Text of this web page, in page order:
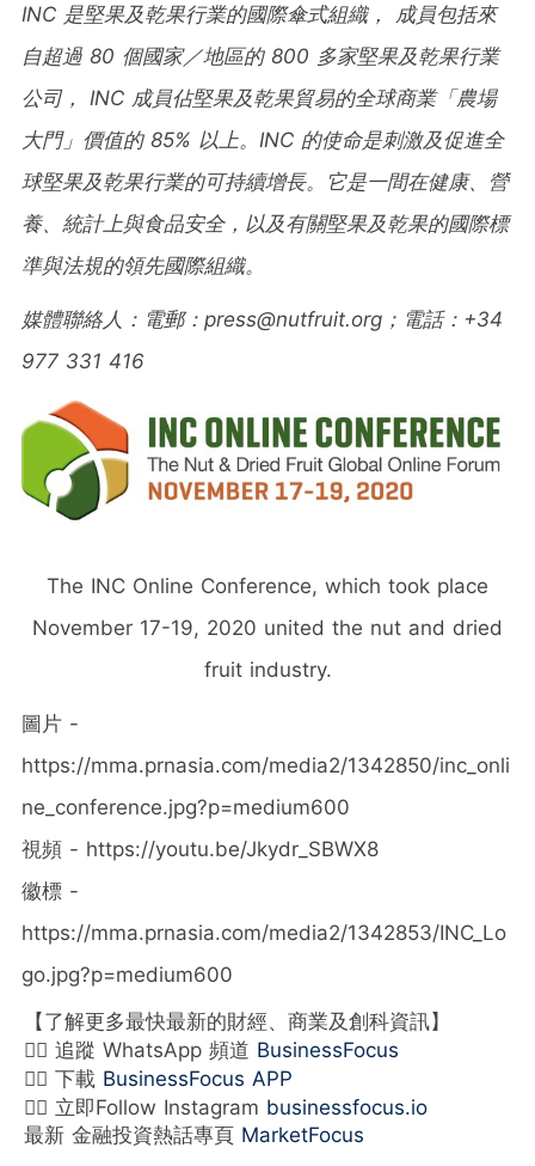
INC 是堅果及乾果行業的國際傘式組織，
成員包括來
自超過 80 個國家／地區的800 多家堅果及乾果行業
公司，
INC 成員佔堅果及乾果貿易的全球商業「農場
大門」價值的85% 以上。 INC 的使命是刺激及促進全
球堅果及乾果行業的可持續增長。它是一間在健康、營
養、統計上與食品安全，以及有關堅果及乾果的國際標
準與法規的領先國際組織。
媒體聯絡人：電郵： press@nutfruit.org ；電話： +34
977 331 416
The INC Online Conference, which took place
November 17-19, 2020 united the nut and dried
fruit industry.
圖片 -
https://mma.prnasia.com/media2/1342850/inc_onli
ne_conference.jpg?p=medium600
視頻 - https://youtu.be/Jkydr_SBWX8
徽標 -
https://mma.prnasia.com/media2/1342853/INC_Lo
go.jpg?p=medium600
【了解更多最快最新的財經、商業及創科資訊】
👉🏻 追蹤 WhatsApp 頻道 BusinessFocus
👉🏻 下載 BusinessFocus APP
👉🏻 立即Follow Instagram businessfocus.io
最新 金融投資熱話專頁 MarketFocus